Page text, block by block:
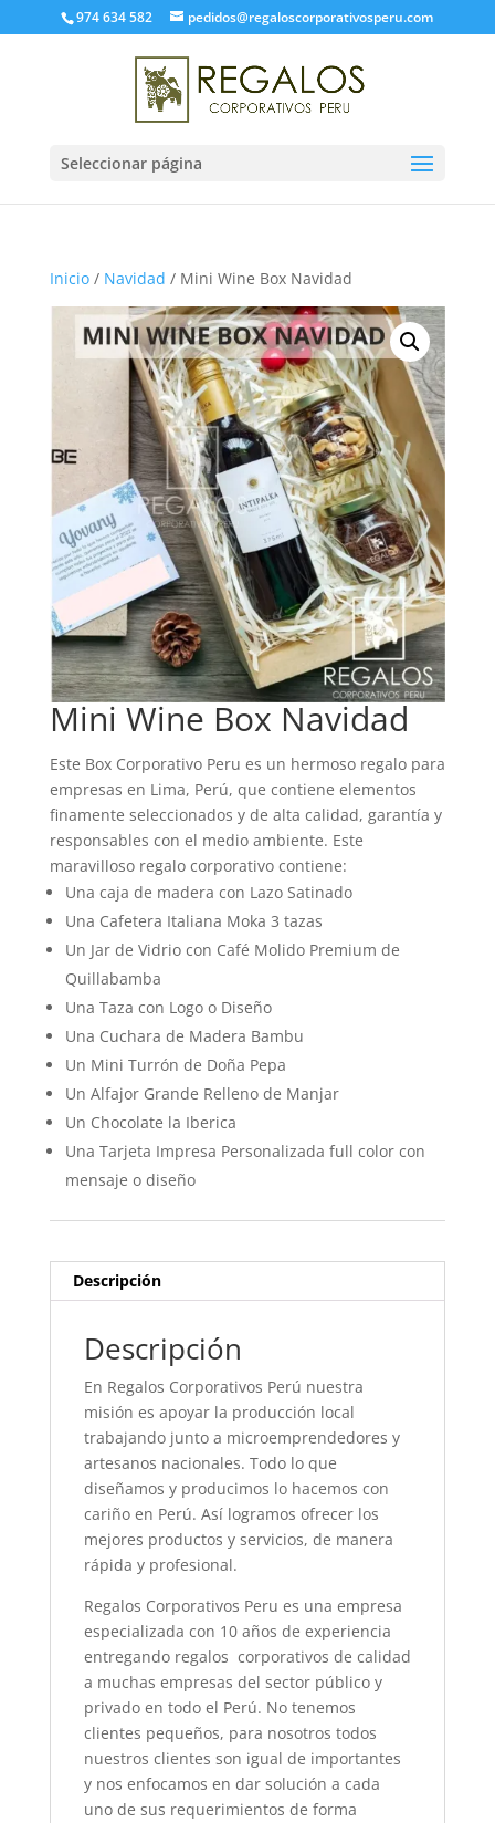
974 634 582 pedidos@regaloscorporativosperu.com
Seleccionar página
Inicio/ Navidad / Mini Wine Box Navidad
Mini Wine Box Navidad
Este Box Corporativo Peru es un hermoso regalo para
empresas en Lima, Perú, que contiene elementos
finamente seleccionados y de alta calidad, garantía y
responsables con el medio ambiente. Este
maravilloso regalo corporativo contiene:
Una caja de madera con Lazo Satinado
Una Cafetera Italiana Moka 3 tazas
Un Jar de Vidrio con Café Molido Premium de
Quillabamba
Una Taza con Logo o Diseño
Una Cuchara de Madera Bambu
Un Mini Turrón de Doña Pepa
Un Alfajor Grande Relleno de Manjar
Un Chocolate la Iberica
Una Tarjeta Impresa Personalizada full color con
mensaje o diseño
Descripción
Descripción
En Regalos Corporativos Perú nuestra
misión es apoyar la producción local
trabajando junto a microemprendedores y
artesanos nacionales. Todo lo que
diseñamos y producimos lo hacemos con
cariño en Perú. Así logramos ofrecer los
mejores productos y servicios, de manera
rápida y profesional.
Regalos Corporativos Peru es una empresa
especializada con 10 años de experiencia
entregando regalos corporativos de calidad
a muchas empresas del sector público y
privado en todo el Perú. No tenemos
clientes pequeños, para nosotros todos
nuestros clientes son igual de importantes
y nos enfocamos en dar solución a cada
uno de sus requerimientos de forma